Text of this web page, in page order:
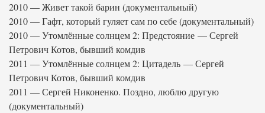
2010 — Живет такой барин (документальный)
2010 — Гафт, который гуляет сам по себе (документальный)
2010 — Утомлённые солнцем 2: Предстояние — Сергей
Петрович Котов, бывший комдив
2011 — Утомлённые солнцем 2: Цитадель — Сергей
Петрович Котов, бывший комдив
2011 — Сергей Никоненко. Поздно, люблю другую
(документальный)